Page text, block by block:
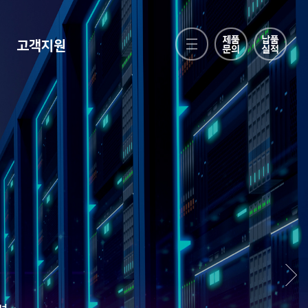
고객지원
스템